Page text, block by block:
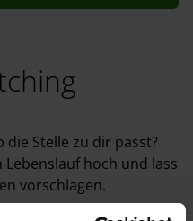
Stelle zu dir passt?
Lebenslauf hoch und lass
vorschlagen.